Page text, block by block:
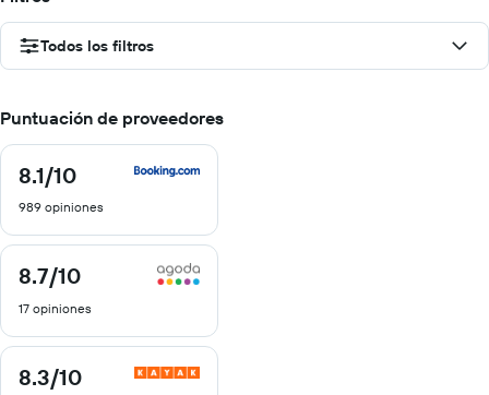
Todos los filtros
Puntuación de proveedores
8.1/10
8.1
10
989 opiniones
8.7/10
8.7
10
17 opiniones
8.3/10
8.3